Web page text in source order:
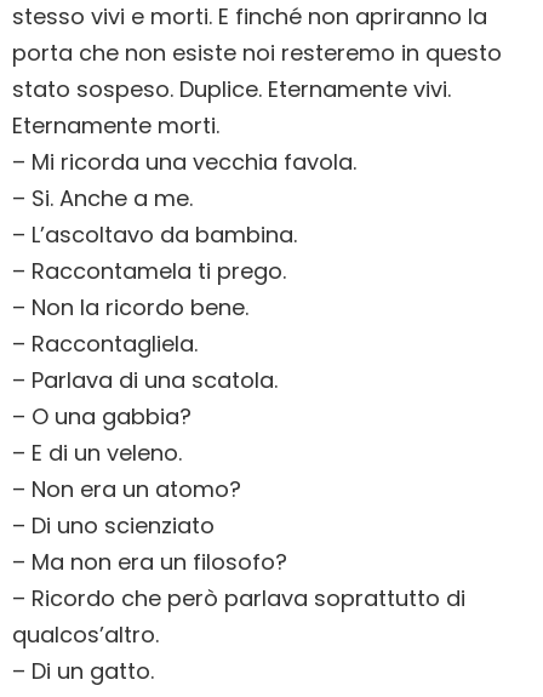
stesso vivi e morti. E finché non apriranno la
porta che non esiste noi resteremo in questo
stato sospeso. Duplice. Eternamente vivi.
Eternamente morti.
– Mi ricorda una vecchia favola.
– Si. Anche a me.
– L’ascoltavo da bambina.
– Raccontamela ti prego.
– Non la ricordo bene.
– Raccontagliela.
– Parlava di una scatola.
– O una gabbia?
– E di un veleno.
– Non era un atomo?
– Di uno scienziato
– Ma non era un filosofo?
– Ricordo che però parlava soprattutto di
qualcos’altro.
– Di un gatto.